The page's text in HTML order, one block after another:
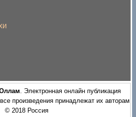
. Электронная онлайн публикация
произведения принадлежат их авторам
© 2018 Россия